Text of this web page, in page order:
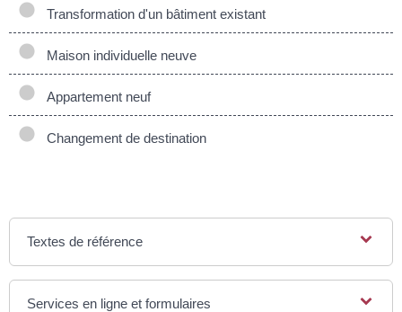
Transformation d'un bâtiment existant
Maison individuelle neuve
Appartement neuf
Changement de destination
Textes de référence
Services en ligne et formulaires